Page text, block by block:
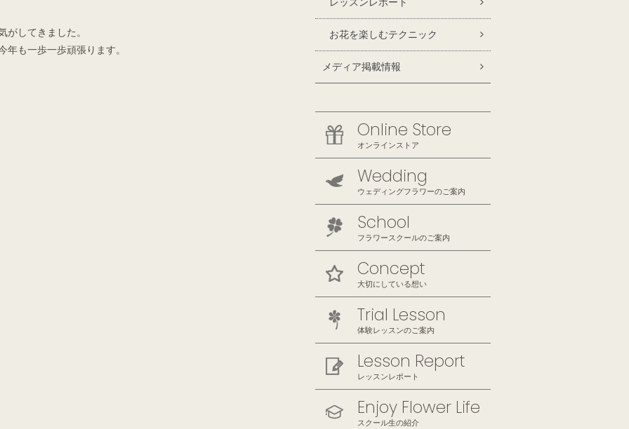
がしてきました。
も一歩一歩頑張ります。
お花を楽しむテクニック
メディア掲載情報
Online Store
オンラインストア
Wedding
ウェディングフラワーのご案内
School
フラワースクールのご案内
Concept
大切にしている想い
Trial Lesson
体験レッスンのご案内
Lesson Report
レッスンレポート
Enjoy Flower Life
スクール生の紹介